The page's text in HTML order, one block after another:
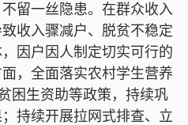
留一丝隐患。在群众收入
收入骤减户、脱贫不稳定
因户因人制定切实可行的
，全面落实农村学生营养
困生资助等政策，持续巩
持续开展拉网式排查、立